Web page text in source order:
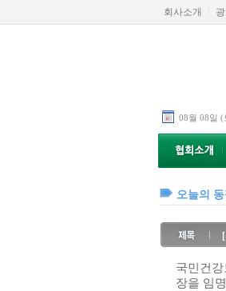
회사소개
08월 08일 (
오늘의 동
국민건
장을 임